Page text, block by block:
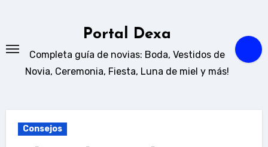
Portal Dexa
Completa guía de novias: Boda, Vestidos de
Novia, Ceremonia, Fiesta, Luna de miel y más!
Consejos